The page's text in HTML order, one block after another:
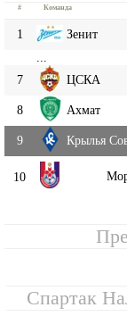
# Команда
1 Зенит
7
ЦСКА
8 Ахмат
9 Крылья
10
Спартак